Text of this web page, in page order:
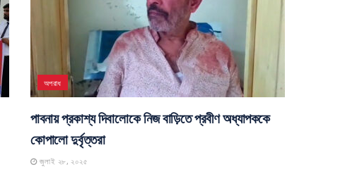
অপরাধ
পাবনায় প্রকাশ্য দিবালোকে নিজ বাড়িতে প্রবীণ অধ্যাপককে
কোপালো দুর্বৃত্তরা
জুলাই ২৮, ২০২৫